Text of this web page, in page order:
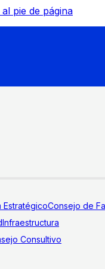
pie de página
EstratégicoConsejo de
Infraestructura
Consultivo